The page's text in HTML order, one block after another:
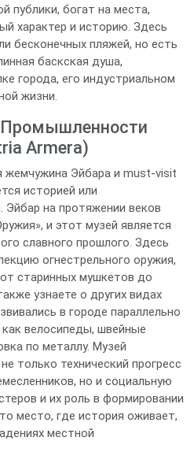
публики, богат на места,
характер и историю. Здесь
бесконечных пляжей, но есть
баскская душа,
города, его индустриальном
жизни.
Armera)
жемчужина Эйбара и must-visit
историей или
на протяжении веков
и этот музей является
славного прошлого. Здесь
огнестрельного оружия,
старинных мушкетов до
узнаете о других видах
в городе параллельно
велосипеды, швейные
по металлу. Музей
только технический прогресс
но и социальную
и их роль в формировании
место, где история оживает,
местной